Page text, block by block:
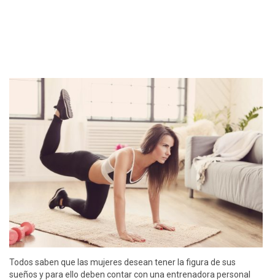
Todos saben que las mujeres desean tener la figura de sus
sueños y para ello deben contar con una entrenadora personal